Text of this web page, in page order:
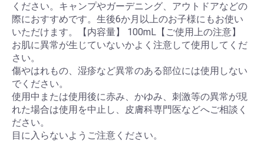
ください。キャンプやガーデニング、アウトドアなどの
際におすすめです。生後6か月以上のお子様にもお使い
いただけます。【内容量】 100mL【ご使用上の注意】
お肌に異常が生じていないかよく注意して使用してくだ
さい。
傷やはれもの、湿疹など異常のある部位には使用しない
でください。
使用中または使用後に赤み、かゆみ、刺激等の異常が現
れた場合は使用を中止し、皮膚科専門医などへご相談く
ださい。
目に入らないようご注意ください。